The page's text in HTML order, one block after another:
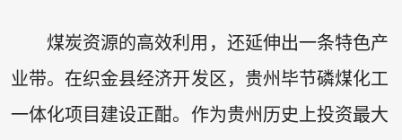
煤炭资源的高效利用，还延伸出一条特色产
业带。在织金县经济开发区，贵州毕节磷煤化工
一体化项目建设正酣。作为贵州历史上投资最大